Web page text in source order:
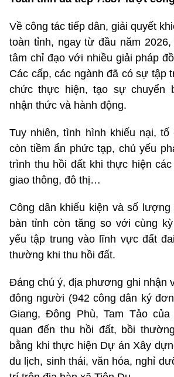
Về công tác tiếp dân, giải quyết
toàn tỉnh, ngay từ đầu năm 2026,
tâm chỉ đạo với nhiều giải pháp
Các cấp, các ngành đã có sự tập
chức thực hiện, tạo sự chuyển
nhận thức và hành động.
Tuy nhiên, tình hình khiếu nại, tố
còn tiềm ẩn phức tạp, chủ yếu
trình thu hồi đất khi thực hiện
giao thông, đô thị…
Công dân khiếu kiện và số
bàn tỉnh còn tăng so với cùng
yếu tập trung vào lĩnh vực đất
thường khi thu hồi đất.
Đáng chú ý, địa phương ghi nhận
đông người (942 công dân ký
Giang, Đông Phù, Tam Tảo
quan đến thu hồi đất, bồi
bằng khi thực hiện Dự án Xây
du lịch, sinh thái, văn hóa, nghỉ